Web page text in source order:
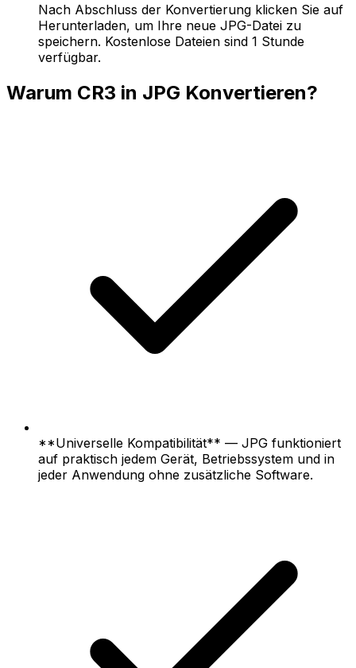
Nach Abschluss der Konvertierung klicken Sie auf
Herunterladen, um Ihre neue JPG-Datei zu
speichern. Kostenlose Dateien sind 1 Stunde
verfügbar.
Warum CR3 in JPG Konvertieren?
**Universelle Kompatibilität** — JPG funktioniert
auf praktisch jedem Gerät, Betriebssystem und in
jeder Anwendung ohne zusätzliche Software.